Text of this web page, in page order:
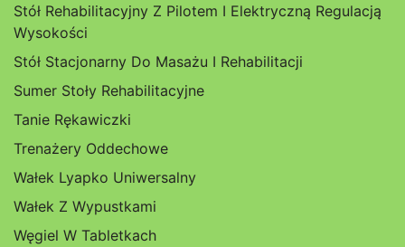
Stół Rehabilitacyjny Z Pilotem I Elektryczną Regulacją
Wysokości
Stół Stacjonarny Do Masażu I Rehabilitacji
Sumer Stoły Rehabilitacyjne
Tanie Rękawiczki
Trenażery Oddechowe
Wałek Lyapko Uniwersalny
Wałek Z Wypustkami
Węgiel W Tabletkach